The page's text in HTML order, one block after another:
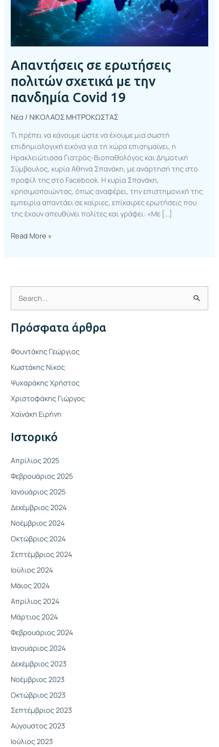
Απαντήσεις σε ερωτήσεις
πολιτών σχετικά με την
πανδημία Covid 19
Νέα / ΝΙΚΟΛΑΟΣ ΜΗΤΡΟΚΩΣΤΑΣ
Τι πρέπει να κάνουμε ώστε να έχουμε μια σωστή
επιδημιολογική εικόνα για τη χώρα επισημαίνει, η
Ηρακλειώτισσα Γιατρός-Βιοπαθολόγος και Δημοτική
Σύμβουλος, κυρία Αθηνά Σπανάκη, με ανάρτησή της στο
προφίλ της στο Facebook. Η κυρία Σπανάκη,
χρησιμοποιώντας, όπως αναφέρει, την επιστημονική της
εμπειρία απαντάει σε καίριες, επίκαιρες ερωτήσεις που
της έχουν απευθύνει πολίτες και γράφει: «Με […]
Covid
Read More »
ν
α
ή
τ
η
σ
η
ι
Πρόσφατα άρθρα
Φουντάκης Γεώργιος
Κωστάκης Νίκος
Ψυχαράκης Χρήστος
Χριστοφάκης Γιώργος
Χαϊνάκη Ειρήνη
Ιστορικό
Απρίλιος 2025
Φεβρουάριος 2025
Ιανουάριος 2025
Δεκέμβριος 2024
Νοέμβριος 2024
Οκτώβριος 2024
Σεπτέμβριος 2024
Ιούλιος 2024
Μάιος 2024
Απρίλιος 2024
Μάρτιος 2024
Φεβρουάριος 2024
Ιανουάριος 2024
Δεκέμβριος 2023
Νοέμβριος 2023
Οκτώβριος 2023
Σεπτέμβριος 2023
Αύγουστος 2023
Ιούλιος 2023